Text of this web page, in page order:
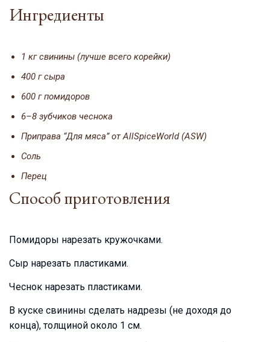
Ингредиенты
1 кг свинины (лучше всего корейки)
400 г сыра
600 г помидоров
6–8 зубчиков чеснока
Приправа “Для мяса” от AllSpiceWorld (ASW)
Соль
Перец
Способ приготовления
Помидоры нарезать кружочками.
Сыр нарезать пластиками.
Чеснок нарезать пластиками.
В куске свинины сделать надрезы (не доходя до
конца), толщиной около 1 см.